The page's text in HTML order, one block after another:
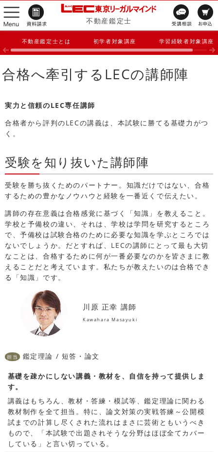
不動産鑑定士
不動産鑑定士とは 初学者対象講座 学習経験者対象講座
合格へ牽引するLECの講師陣
実力と信頼のLEC専任講師
合格者から評判のLECの講義は、本試験に勝てる基礎力がつ
く。
受験を知り抜いた講師陣
受験を勝ち抜くためのパートナー。知識だけではない、合格
するための豊かなノウハウと経験を一番近くで伝えたい。
講師の存在意義は合格感覚に基づく「知識」を教えること。
学校と予備校の違い、それは、学校は学問を研究するところ
で、予備校は試験合格のために必要な知識を学ぶところでは
ないでしょうか。だとすれば、LECの講師にとって最も大切
なことは、合格するために何が一番必要なのかを皆さまに教
えることだと考えています。私たちが教えたいのは合格でき
る「知識」です。
川原 正幸 講師
Kawahara Masayuki
担当 鑑定理論 / 短答・論文
基礎を疎かにしない講義・教材を、自信を持って提供しま
す。
講義はもちろん、教材・答練・模試等、鑑定理論に関わる
教材制作を全て担当。特に、論文対策の実戦答練～公開模
試までの計算し尽くされた流れはまさに芸術ともいうべき
もので、「本試験で出題されそうな分野はほぼ全てカバー
している」と言い切っている。